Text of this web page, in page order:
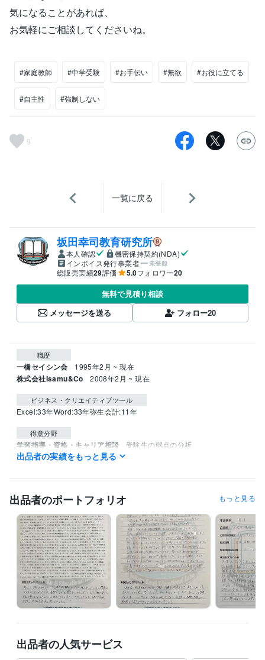
気になることがあれば、
お気軽にご相談してくださいね。
#家庭教師 #中学受験 #お手伝い #無欲 #お役に立てる
#自主性 #強制しない
9
一覧に戻る
坂田幸司教育研究所
本人確認
機密保持契約(NDA)
インボイス発行事業者
未登録
総販売実績29評価 5.0フォロワー20
無料で見積り相談
メッセージを送る
フォロー20
職歴
一橋セイシン会 1995年2月 ~ 現在
株式会社Isamu&Co 2008年2月 ~ 現在
ビジネス・クリエイティブツール
Excel:33年Word:33年弥生会計:11年
得意分野
学習指導・資格・キャリア相談 受験生の弱点の分析
中学受験
出品者の実績をもっと見る
出品者のポートフォリオ もっと見る
出品者の人気サービス